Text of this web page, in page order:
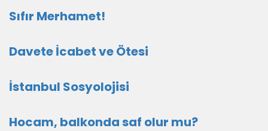
Sıfır Merhamet!
Davete İcabet ve Ötesi
İstanbul Sosyolojisi
Hocam, balkonda saf olur mu?